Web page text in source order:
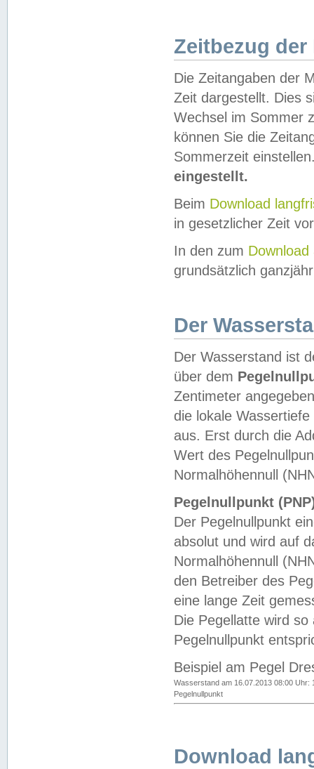
Zeitbezug der
Die Zeitangaben der
Zeit dargestellt. Dies
Wechsel im Sommer
können Sie die
Sommerzeit
eingestellt.
Beim Download
in gesetzlicher Zeit
In den zum Download
grundsätzlich
Der
Der Wasserstand ist
über dem
Zentimeter
die lokale
aus. Erst durch die
Wert des
Normalhöhennull
Pegelnullpunkt
Der Pegelnullpunkt
absolut und wird auf
Normalhöhennull
den Betreiber des
eine lange Zeit
Die Pegellatte wird
Pegelnullpunkt
Beispiel am Pegel
Wasserstand am 16.07.2013 08:00 Uhr:
Pegelnullpunkt
Download